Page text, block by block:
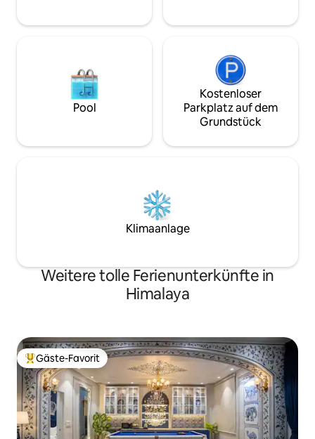
Musik.
wurde.
Pool
Kostenloser
Parkplatz auf dem
Grundstück
Klimaanlage
Weitere tolle Ferienunterkünfte in
Himalaya
Beliebter Gäste-Favorit.
Gäste-Favorit